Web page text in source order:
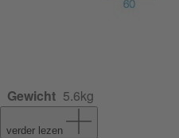
Gewicht 5.6kg
verder lezen